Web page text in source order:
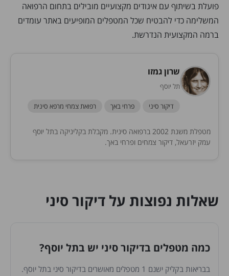
פועלת בשיתוף עם איגודים מקצועיים מובילים בתחום הרפואה
המשלימה כדי להבטיח שכל המטפלים המופיעים באתר עומדים
ברמה המקצועית הנדרשת.
שרון גמזו
תל יוסף
דיקור סיני פרחי באך רפואת צמחי מרפא סינית
מטפלת משנת 2002 ברפואה סינית. מקבלת בקליניקה בתל יוסף
עמק יזרעאל, דיקור צמחים ופרחי באך.
שאלות נפוצות על דיקור סיני
כמה מטפלים בדיקור סיני יש בתל יוסף?
בבריאות בקליק ישנם 1 מטפלים מאושרים בדיקור סיני בתל יוסף.